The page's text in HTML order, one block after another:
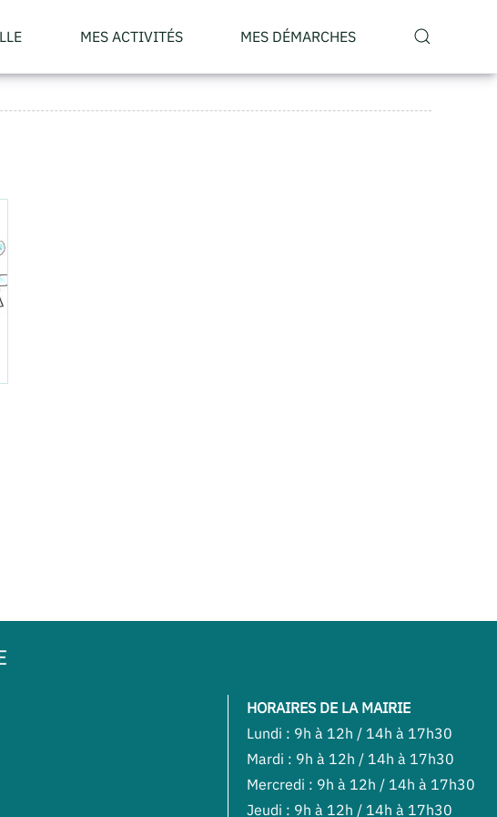
MES ACTIVITÉS MES DÉMARCHES
HORAIRES DE LA MAIRIE
Lundi : 9h à 12h / 14h à 17h30
Mardi : 9h à 12h / 14h à 17h30
Mercredi : 9h à 12h / 14h à 17h30
Jeudi : 9h à 12h / 14h à 17h30